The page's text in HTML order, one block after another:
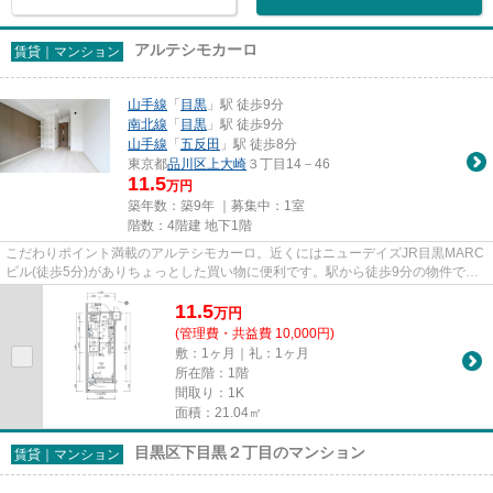
賃貸｜マンション アルテシモカーロ
山手線 「 目黒 」駅 徒歩9分
南北線 「 目黒 」駅 徒歩9分
山手線 「 五反田 」駅 徒歩8分
東京都品川区上大崎 ３丁目14－46
11.5万円
築年数：築9年 ｜募集中： 1室
階数：4階建 地下1階
こだわりポイント満載のアルテシモカーロ。近くにはニューデイズJR目黒MARC
ビル(徒歩5分)がありちょっとした買い物に便利です。駅から徒歩9分の物件で、
アクセス良好です。こちらの物...
11.5万円
(管理費・共益費 10,000円)
敷：1ヶ月｜礼：1ヶ月
所在階：1階
間取り：1K
面積：21.04㎡
賃貸｜マンション 目黒区下目黒２丁目のマンション